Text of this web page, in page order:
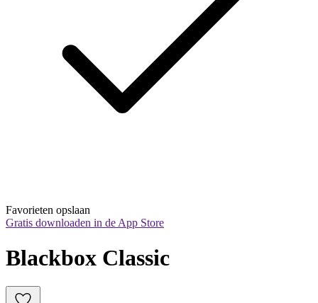
Favorieten opslaan
Gratis downloaden in de App Store
Blackbox Classic